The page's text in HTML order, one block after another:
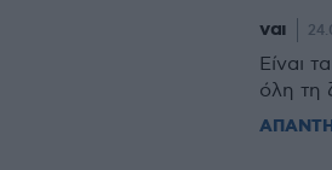
ναι
Είναι
όλη τη